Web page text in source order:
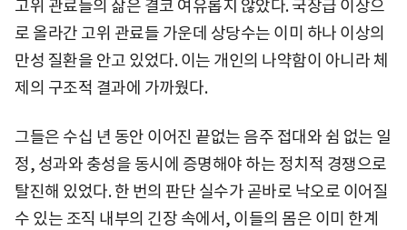
고위 관료들의 삶은 결코 여유롭지 않았다. 국장급 이상으
로 올라간 고위 관료들 가운데 상당수는 이미 하나 이상의
만성 질환을 안고 있었다. 이는 개인의 나약함이 아니라 체
제의 구조적 결과에 가까웠다.
그들은 수십 년 동안 이어진 끝없는 음주 접대와 쉼 없는 일
정, 성과와 충성을 동시에 증명해야 하는 정치적 경쟁으로
탈진해 있었다. 한 번의 판단 실수가 곧바로 낙오로 이어질
수 있는 조직 내부의 긴장 속에서, 이들의 몸은 이미 한계